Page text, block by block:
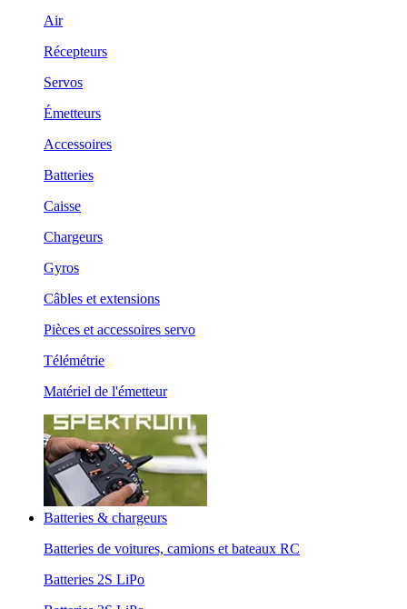
Air
Récepteurs
Servos
Émetteurs
Accessoires
Batteries
Caisse
Chargeurs
Gyros
Câbles et extensions
Pièces et accessoires servo
Télémétrie
Matériel de l'émetteur
Batteries & chargeurs
Batteries de voitures, camions et bateaux RC
Batteries 2S LiPo